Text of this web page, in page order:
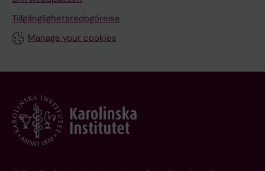
Tillgänglighetsredogörelse
Manage your cookies